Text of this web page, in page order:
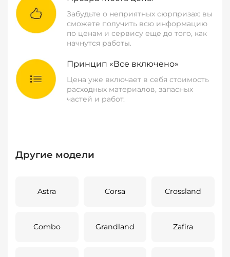
Забудьте о неприятных сюрпризах: вы
сможете получить всю информацию
по ценам и сервису еще до того, как
начнутся работы.
Принцип «Все включено»
Цена уже включает в себя стоимость
расходных материалов, запасных
частей и работ.
Другие модели
Astra Corsa Crossland
Combo Grandland Zafira